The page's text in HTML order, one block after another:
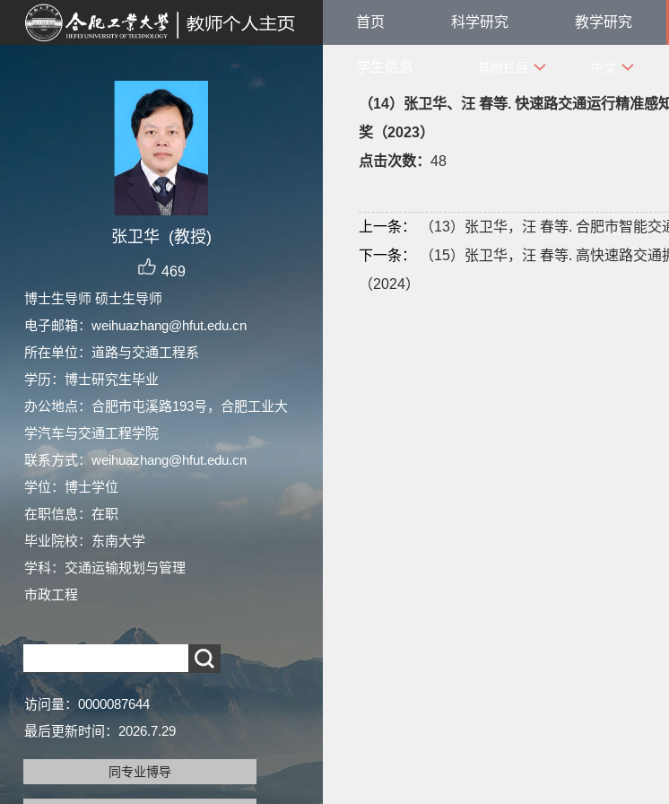
张卫华 (教授)
469
博士生导师 硕士生导师
电子邮箱： weihuazhang@hfut.edu.cn
所在单位：道路与交通工程系
学历：博士研究生毕业
办公地点：合肥市屯溪路193号，合肥工业大
学汽车与交通工程学院
联系方式：weihuazhang@hfut.edu.cn
学位：博士学位
在职信息：在职
毕业院校：东南大学
学科：交通运输规划与管理
市政工程
访问量： 0000087644
最后更新时间： 2026.7.29
同专业博导
首页 科学研究 教学研究
（14）张卫华、汪 春等. 快速路交通运行精准
奖（2023）
点击次数： 48
上一条：
（13）张卫华，汪 春等. 合肥市智能
下一条：
（15）张卫华，汪 春等. 高快速路交
（2024）